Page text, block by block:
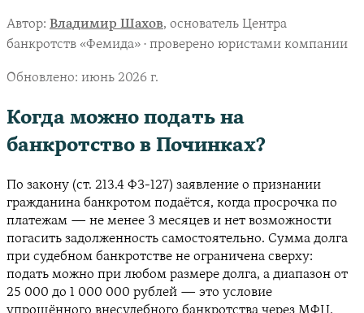
Автор: Владимир Шахов, основатель Центра
банкротств «Фемида» · проверено юристами компании
Обновлено: июнь 2026 г.
Когда можно подать на
банкротство в Починках?
По закону (ст. 213.4 ФЗ-127) заявление о признании
гражданина банкротом подаётся, когда просрочка по
платежам — не менее 3 месяцев и нет возможности
погасить задолженность самостоятельно. Сумма долга
при судебном банкротстве не ограничена сверху:
подать можно при любом размере долга, а диапазон от
25 000 до 1 000 000 рублей — это условие
упрощённого внесудебного банкротства через МФЦ.